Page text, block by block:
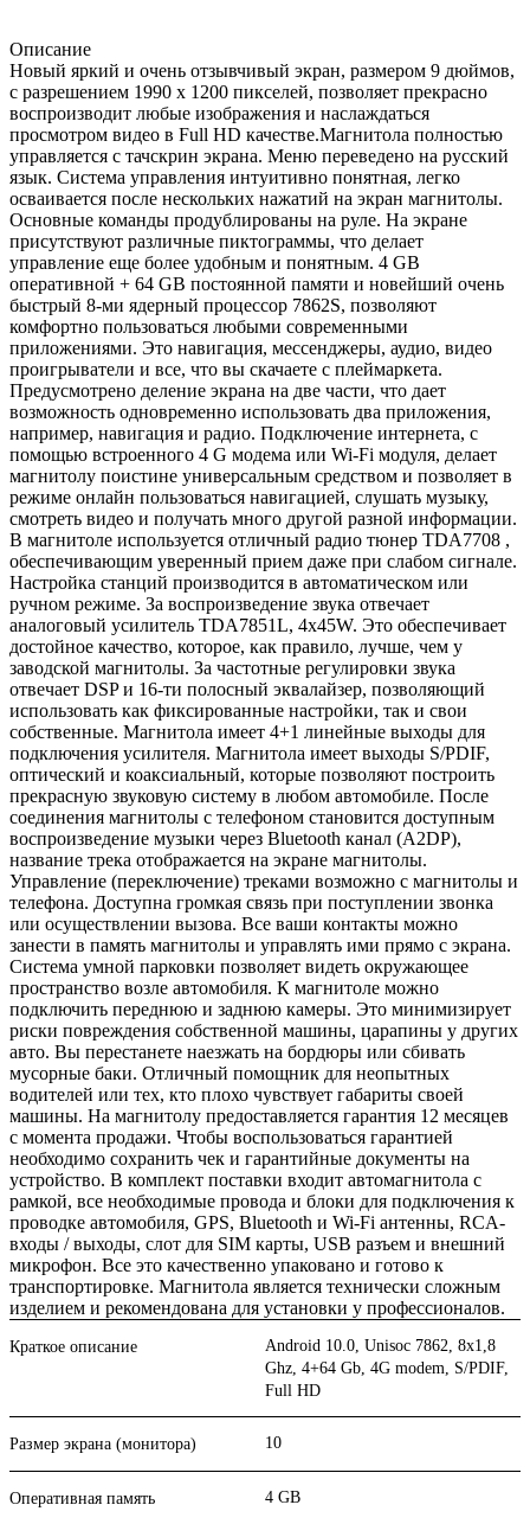
Описание
Новый яркий и очень отзывчивый экран, размером 9 дюймов,
с разрешением 1990 х 1200 пикселей, позволяет прекрасно
воспроизводит любые изображения и наслаждаться
просмотром видео в Full HD качестве.Магнитола полностью
управляется с тачскрин экрана. Меню переведено на русский
язык. Система управления интуитивно понятная, легко
осваивается после нескольких нажатий на экран магнитолы.
Основные команды продублированы на руле. На экране
присутствуют различные пиктограммы, что делает
управление еще более удобным и понятным. 4 GB
оперативной + 64 GB постоянной памяти и новейший очень
быстрый 8-ми ядерный процессор 7862S, позволяют
комфортно пользоваться любыми современными
приложениями. Это навигация, мессенджеры, аудио, видео
проигрыватели и все, что вы скачаете с плеймаркета.
Предусмотрено деление экрана на две части, что дает
возможность одновременно использовать два приложения,
например, навигация и радио. Подключение интернета, с
помощью встроенного 4 G модема или Wi-Fi модуля, делает
магнитолу поистине универсальным средством и позволяет в
режиме онлайн пользоваться навигацией, слушать музыку,
смотреть видео и получать много другой разной информации.
В магнитоле используется отличный радио тюнер TDA7708 ,
обеспечивающим уверенный прием даже при слабом сигнале.
Настройка станций производится в автоматическом или
ручном режиме. За воспроизведение звука отвечает
аналоговый усилитель TDA7851L, 4x45W. Это обеспечивает
достойное качество, которое, как правило, лучше, чем у
заводской магнитолы. За частотные регулировки звука
отвечает DSP и 16-ти полосный эквалайзер, позволяющий
использовать как фиксированные настройки, так и свои
собственные. Магнитола имеет 4+1 линейные выходы для
подключения усилителя. Магнитола имеет выходы S/PDIF,
оптический и коаксиальный, которые позволяют построить
прекрасную звуковую систему в любом автомобиле. После
соединения магнитолы с телефоном становится доступным
воспроизведение музыки через Bluetooth канал (A2DP),
название трека отображается на экране магнитолы.
Управление (переключение) треками возможно с магнитолы и
телефона. Доступна громкая связь при поступлении звонка
или осуществлении вызова. Все ваши контакты можно
занести в память магнитолы и управлять ими прямо с экрана.
Система умной парковки позволяет видеть окружающее
пространство возле автомобиля. К магнитоле можно
подключить переднюю и заднюю камеры. Это минимизирует
риски повреждения собственной машины, царапины у других
авто. Вы перестанете наезжать на бордюры или сбивать
мусорные баки. Отличный помощник для неопытных
водителей или тех, кто плохо чувствует габариты своей
машины. На магнитолу предоставляется гарантия 12 месяцев
с момента продажи. Чтобы воспользоваться гарантией
необходимо сохранить чек и гарантийные документы на
устройство. В комплект поставки входит автомагнитола с
рамкой, все необходимые провода и блоки для подключения к
проводке автомобиля, GPS, Bluetooth и Wi-Fi антенны, RCA-
входы / выходы, слот для SIM карты, USB разъем и внешний
микрофон. Все это качественно упаковано и готово к
транспортировке. Магнитола является технически сложным
изделием и рекомендована для установки у профессионалов.
Краткое описание
Android 10.0, Unisoc 7862, 8х1,8
Ghz, 4+64 Gb, 4G modem, S/PDIF,
Full HD
Размер экрана (монитора) 10
Оперативная память 4 GB